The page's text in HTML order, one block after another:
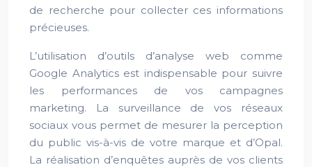
de recherche pour collecter ces informations
précieuses.
L’utilisation d’outils d’analyse web comme
Google Analytics est indispensable pour suivre
les performances de vos campagnes
marketing. La surveillance de vos réseaux
sociaux vous permet de mesurer la perception
du public vis-à-vis de votre marque et d’Opal.
La réalisation d’enquêtes auprès de vos clients